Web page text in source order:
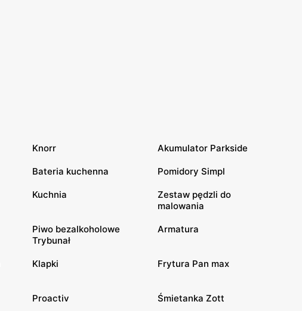
Knorr Akumulator Parkside
Bateria kuchenna Pomidory Simpl
Kuchnia
Zestaw pędzli do
malowania
Piwo bezalkoholowe
Trybunał
Armatura
Klapki Frytura Pan max
Proactiv Śmietanka Zott